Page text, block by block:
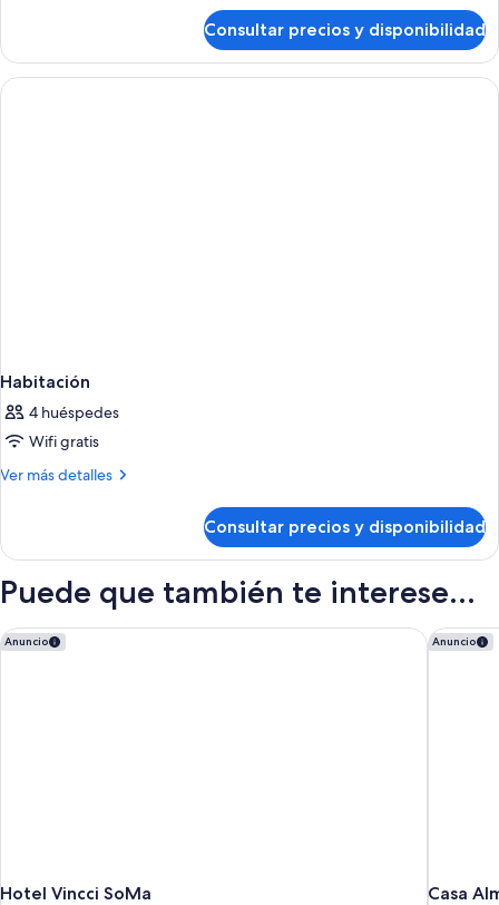
Consultar precios y disponibilidad
Habitación
4 huéspedes
Wifi gratis
Ver más detalles
Más
Consultar precios y disponibilidad
Puede que también te interese...
Anuncio
Hotel Vincci SoMa
Hotel Vincci SoMa Anuncio
Casa
Casa